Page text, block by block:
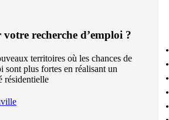
recherche d’emploi ?
territoires où les chances de
sont plus fortes en réalisant un
résidentielle